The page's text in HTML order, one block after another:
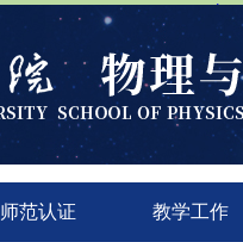
太
师范认证 教学工作